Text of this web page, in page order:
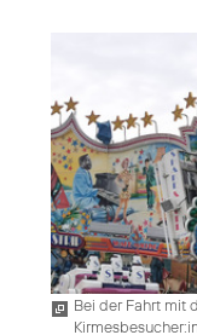
Bei der Fahrt mit